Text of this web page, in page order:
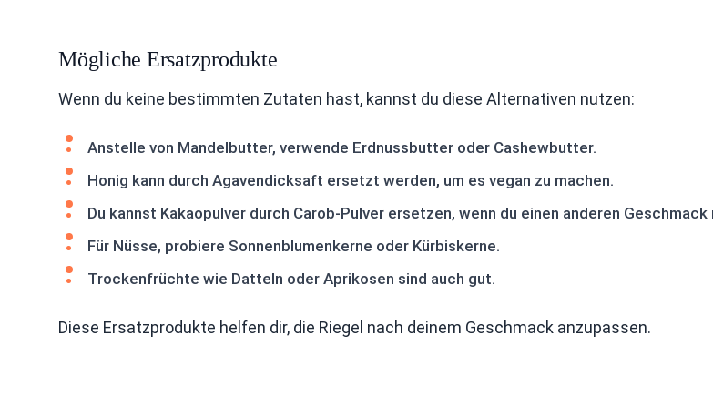
Mögliche Ersatzprodukte
Wenn du keine bestimmten Zutaten hast, kannst du diese Alternativen nutzen:
Anstelle von Mandelbutter, verwende Erdnussbutter oder Cashewbutter.
Honig kann durch Agavendicksaft ersetzt werden, um es vegan zu machen.
Du kannst Kakaopulver durch Carob-Pulver ersetzen, wenn du einen anderen
Für Nüsse, probiere Sonnenblumenkerne oder Kürbiskerne.
Trockenfrüchte wie Datteln oder Aprikosen sind auch gut.
Diese Ersatzprodukte helfen dir, die Riegel nach deinem Geschmack anzupassen.